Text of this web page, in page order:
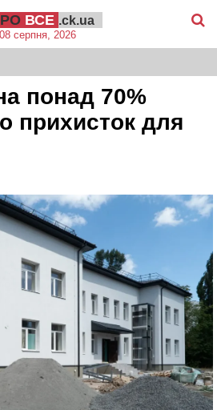
ВСЕ .ck.ua
08 серпня, 2026
понад 70%
прихисток для